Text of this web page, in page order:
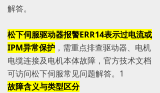
解答。
松下伺服驱动器报警ERR14表示过电流或
IPM异常保护 ，需重点排查驱动器、电机
电缆连接及电机本体故障，官方技术文档
可访问松下伺服常见问题解答。‌‌1
故障含义与类型区分